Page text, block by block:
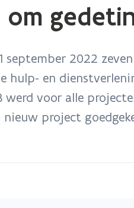
om
september 2022
hulp- en
werd voor alle
project